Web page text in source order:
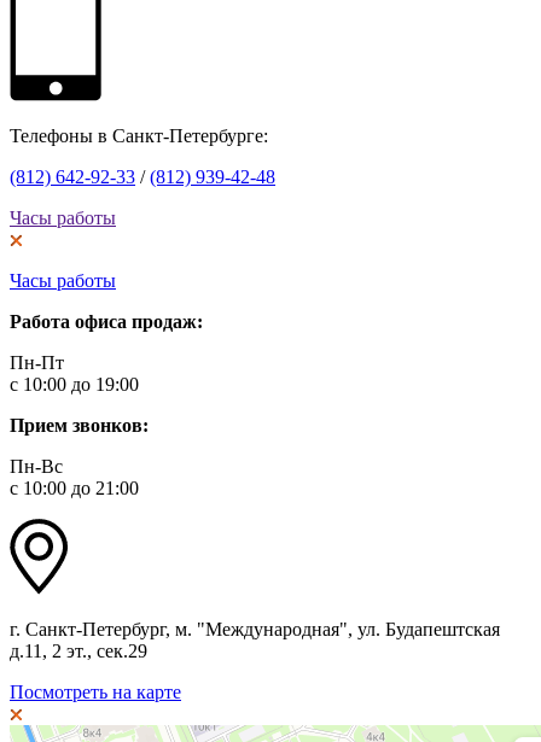
Телефоны в Санкт-Петербурге:
(812) 642-92-33 /(812) 939-42-48
Часы работы
Часы работы
Работа офиса продаж:
Пн-Пт
с 10:00 до 19:00
Прием звонков:
Пн-Вс
с 10:00 до 21:00
г. Санкт-Петербург, м. "Международная", ул. Будапештская
д.11, 2 эт., сек.29
Посмотреть на карте